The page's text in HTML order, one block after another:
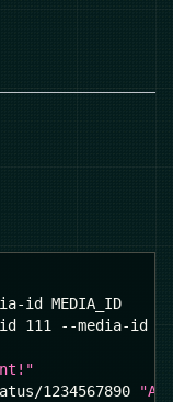
id MEDIA_ID
111 --media-id
1234567890